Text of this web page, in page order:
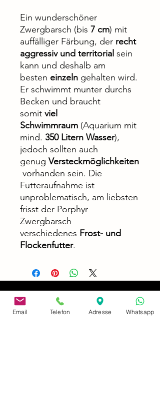
Ein wunderschöner
Zwergbarsch (bis 7 cm) mit
auffälliger Färbung, der recht
aggressiv und territorial sein
kann und deshalb am
besten einzeln gehalten wird.
Er schwimmt munter durchs
Becken und braucht
somit viel
Schwimmraum (Aquarium mit
mind. 350 Litern Wasser),
jedoch sollten auch
genug Versteckmöglichkeiten
vorhanden sein. Die
Futteraufnahme ist
unproblematisch, am liebsten
frisst der Porphyr-
Zwergbarsch
verschiedenes Frost- und
Flockenfutter.
Email Telefon Adresse Whatsapp